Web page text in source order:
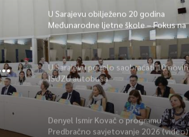
U Sarajevu obilježeno 20 godina
Međunarodne ljetne škole – Fokus na
izazovima međunarodne pravde
U Sarajevu počelo saobraćati 10 novih
ISUZU autobusa
Denyel Ismir Kovač o programu
Predbračno savjetovanje 2026 (video)